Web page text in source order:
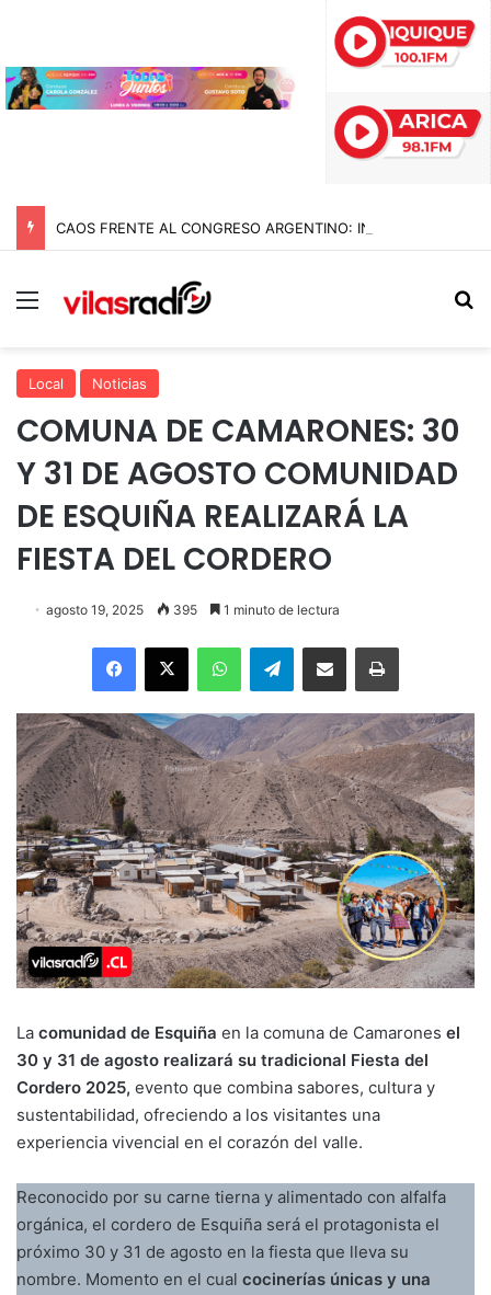
Menú
Local Noticias
COMUNA DE CAMARONES: 30
Y 31 DE AGOSTO COMUNIDAD
DE ESQUIÑA REALIZARÁ LA
FIESTA DEL CORDERO
agosto 19, 2025 395 1 minuto de lectura
Facebook
X WhatsAppTelegramEnviar vía email Imprimir
La comunidad de Esquiña en la comuna de Camarones el
30 y 31 de agosto realizará su tradicional Fiesta del
Cordero 2025, evento que combina sabores, cultura y
sustentabilidad, ofreciendo a los visitantes una
experiencia vivencial en el corazón del valle.
Reconocido por su carne tierna y alimentado con alfalfa
orgánica, el cordero de Esquiña será el protagonista el
próximo 30 y 31 de agosto en la fiesta que lleva su
nombre. Momento en el cual cocinerías únicas y una